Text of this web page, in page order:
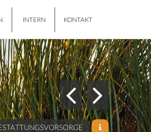
INTERN KONTAKT